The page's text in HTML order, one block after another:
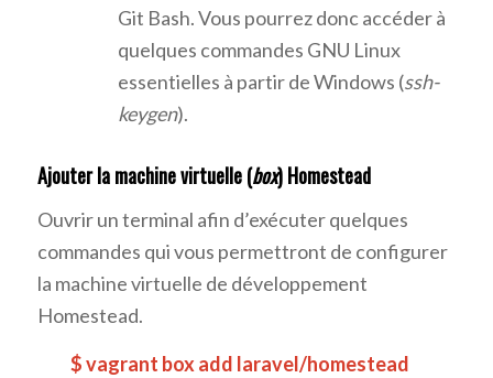
Git Bash. Vous pourrez donc accéder à
quelques commandes GNU Linux
essentielles à partir de Windows (ssh-
keygen).
Ajouter la machine virtuelle (box) Homestead
Ouvrir un terminal afin d’exécuter quelques
commandes qui vous permettront de configurer
la machine virtuelle de développement
Homestead.
$ vagrant box add laravel/homestead